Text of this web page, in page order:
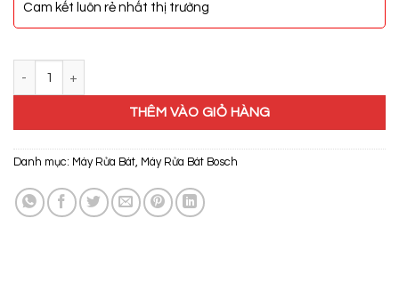
Cam kết luôn rẻ nhất thị trường
THÊM VÀO GIỎ HÀNG
Danh mục: Máy Rửa Bát, Máy Rửa Bát Bosch